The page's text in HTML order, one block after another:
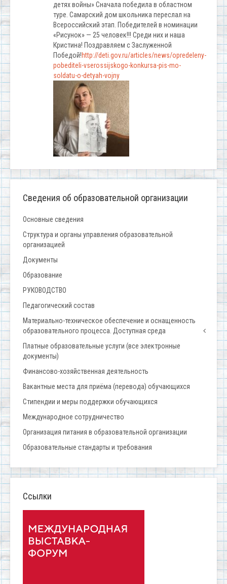
детях войны» Сначала победила в областном
туре. Самарский дом школьника переслал на
Всероссийский этап. Победителей в номинации
«Рисунок» — 25 человек!!! Среди них и наша
Кристина! Поздравляем с Заслуженной
Победой!http://deti.gov.ru/articles/news/opredeleny-
pobediteli-vserossijskogo-konkursa-pis-mo-
soldatu-o-detyah-vojny
Сведения об образовательной организации
Основные сведения
Структура и органы управления образовательной
организацией
Документы
Образование
РУКОВОДСТВО
Педагогический состав
Материально-техническое обеспечение и оснащенность
образовательного процесса. Доступная среда
Платные образовательные услуги (все электронные
документы)
Финансово-хозяйственная деятельность
Вакантные места для приёма (перевода) обучающихся
Стипендии и меры поддержки обучающихся
Международное сотрудничество
Организация питания в образовательной организации
Образовательные стандарты и требования
Ссылки